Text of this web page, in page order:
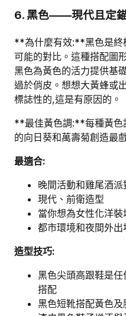
6. 黑色——現代且定
**為什麼有效:**黑色是終
可能的對比。這種搭配圖
黑色為黃色的活力提供基
過於俏皮。想想大黃蜂
標誌性的,這是有原因的。
**最佳黃色調:**每種黃色
的向日葵和萬壽菊創造最
最適合:
晚間活動和雞尾酒派
現代、前衛造型
當你想為女性化洋
都市環境和夜間外出
造型技巧:
黑色尖頭高跟鞋是
搭配
黑色短靴搭配黃色